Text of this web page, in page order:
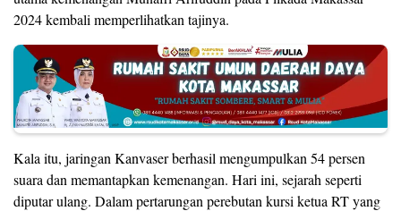
2024 kembali memperlihatkan tajinya.
Kala itu, jaringan Kanvaser berhasil mengumpulkan 54 persen
suara dan memantapkan kemenangan. Hari ini, sejarah seperti
diputar ulang. Dalam pertarungan perebutan kursi ketua RT yang